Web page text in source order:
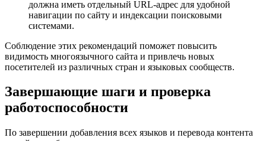
должна иметь отдельный URL-адрес для удобной
навигации по сайту и индексации поисковыми
системами.
Соблюдение этих рекомендаций поможет повысить
видимость многоязычного сайта и привлечь новых
посетителей из различных стран и языковых сообществ.
Завершающие шаги и проверка
работоспособности
По завершении добавления всех языков и перевода контента